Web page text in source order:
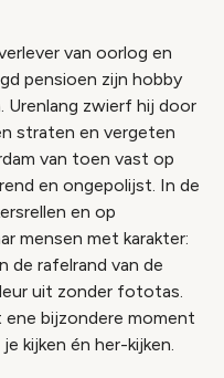
van oorlog en
pensioen zijn hobby
Urenlang zwierf hij door
straten en vergeten
van toen vast op
en ongepolijst. In de
en op
mensen met karakter:
de rafelrand van de
uit zonder fototas.
bijzondere moment
kijken én her-kijken.